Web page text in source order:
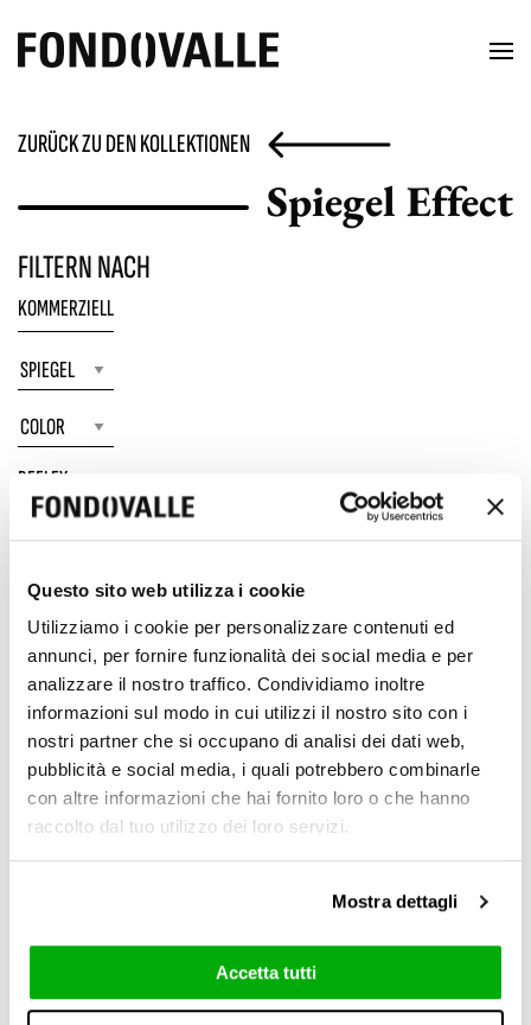
Questo sito web utilizza i cookie
Utilizziamo i cookie per personalizzare contenuti ed
annunci, per fornire funzionalità dei social media e per
analizzare il nostro traffico. Condividiamo inoltre
informazioni sul modo in cui utilizzi il nostro sito con i
nostri partner che si occupano di analisi dei dati web,
pubblicità e social media, i quali potrebbero combinarle
con altre informazioni che hai fornito loro o che hanno
raccolto dal tuo utilizzo dei loro servizi.
Mostra dettagli
Accetta tutti
ZURÜCK ZU DEN KOLLEKTIONEN
Spiegel Effect
FILTERN NACH
KOMMERZIELL
REFLEX
RESET
Erweiterte Suche
NEW
Reflex